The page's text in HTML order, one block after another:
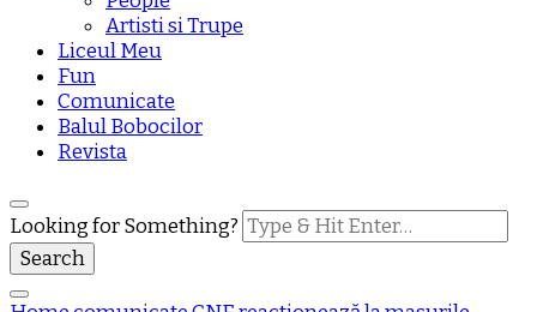
Artisti si Trupe
Liceul Meu
Fun
Comunicate
Balul Bobocilor
Revista
Looking for Something?